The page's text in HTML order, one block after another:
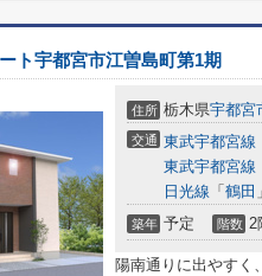
ト宇都宮市江曽島町第1期
住所 栃木県宇都宮
交通 東武宇都宮線
東武宇都宮線
日光線 「 鶴田
築年 予定 階数 2
陽南通りに出やすく